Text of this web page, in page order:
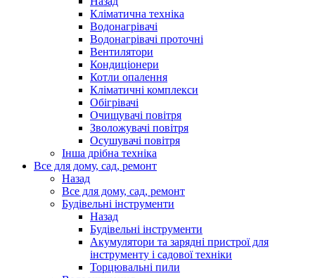
Кліматична техніка
Водонагрівачі
Водонагрівачі проточні
Вентилятори
Кондиціонери
Котли опалення
Кліматичні комплекси
Обігрівачі
Очищувачі повітря
Зволожувачі повітря
Осушувачі повітря
Інша дрібна техніка
Все для дому, сад, ремонт
Назад
Все для дому, сад, ремонт
Будівельні інструменти
Назад
Будівельні інструменти
Акумулятори та зарядні пристрої для
інструменту і садової техніки
Торцювальні пили